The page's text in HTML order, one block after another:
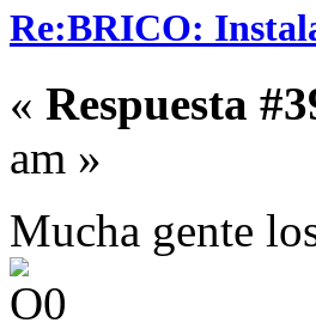
Re:BRICO:
« Respuesta
am »
Mucha gente